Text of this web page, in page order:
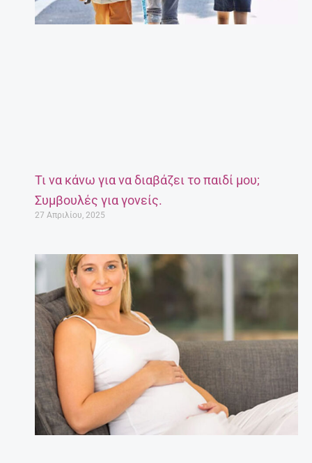
Τι να κάνω για να διαβάζει το παιδί μου;
Συμβουλές για γονείς.
27 Απριλίου, 2025